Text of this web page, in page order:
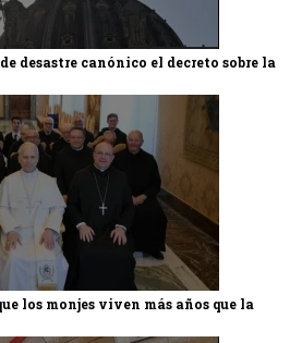
desastre canónico el decreto sobre la
los monjes viven más años que la